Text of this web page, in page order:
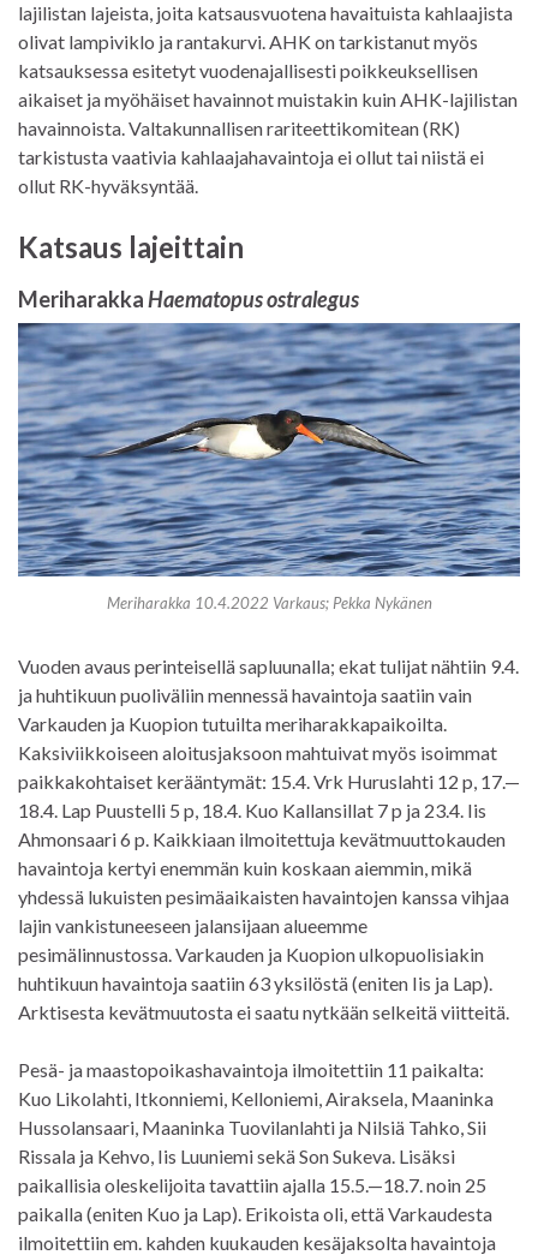
lajilistan lajeista, joita katsausvuotena havaituista kahlaajista
olivat lampiviklo ja rantakurvi. AHK on tarkistanut myös
katsauksessa esitetyt vuodenajallisesti poikkeuksellisen
aikaiset ja myöhäiset havainnot muistakin kuin AHK-lajilistan
havainnoista. Valtakunnallisen rariteettikomitean (RK)
tarkistusta vaativia kahlaajahavaintoja ei ollut tai niistä ei
ollut RK-hyväksyntää.
Katsaus lajeittain
MeriharakkaHaematopus ostralegus
Meriharakka 10.4.2022 Varkaus; Pekka Nykänen
Vuoden avaus perinteisellä sapluunalla; ekat tulijat nähtiin 9.4.
ja huhtikuun puoliväliin mennessä havaintoja saatiin vain
Varkauden ja Kuopion tutuilta meriharakkapaikoilta.
Kaksiviikkoiseen aloitusjaksoon mahtuivat myös isoimmat
paikkakohtaiset kerääntymät: 15.4. Vrk Huruslahti 12 p, 17.—
18.4. Lap Puustelli 5 p, 18.4. Kuo Kallansillat 7 p ja 23.4. Iis
Ahmonsaari 6 p. Kaikkiaan ilmoitettuja kevätmuuttokauden
havaintoja kertyi enemmän kuin koskaan aiemmin, mikä
yhdessä lukuisten pesimäaikaisten havaintojen kanssa vihjaa
lajin vankistuneeseen jalansijaan alueemme
pesimälinnustossa. Varkauden ja Kuopion ulkopuolisiakin
huhtikuun havaintoja saatiin 63 yksilöstä (eniten Iis ja Lap).
Arktisesta kevätmuutosta ei saatu nytkään selkeitä viitteitä.
Pesä- ja maastopoikashavaintoja ilmoitettiin 11 paikalta:
Kuo Likolahti, Itkonniemi, Kelloniemi, Airaksela, Maaninka
Hussolansaari, Maaninka Tuovilanlahti ja Nilsiä Tahko, Sii
Rissala ja Kehvo, Iis Luuniemi sekä Son Sukeva. Lisäksi
paikallisia oleskelijoita tavattiin ajalla 15.5.—18.7. noin 25
paikalla (eniten Kuo ja Lap). Erikoista oli, että Varkaudesta
ilmoitettiin em. kahden kuukauden kesäjaksolta havaintoja